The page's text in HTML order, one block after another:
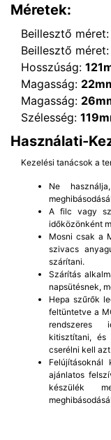
Méretek:
Beillesztő méret:
Beillesztő méret:
Hosszúság:
Magasság:
Magasság:
Szélesség:
Használati-
Kezelési tanácsok a
Ne
A filc vagy
időközönként
Mosni csak a
szivacs
szárítani.
Szárítás
napsütésnek,
Hepa szűrők
feltüntetve a
rendszeres
kitisztítani, és
cserélni kell
ajánlatos
készülék